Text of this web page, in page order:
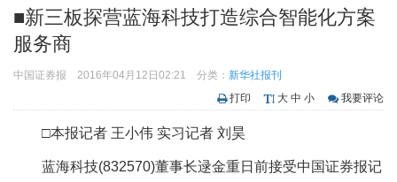
■新三板探营蓝海科技打造综合智能化方案
服务商
中国证券报 2016年04月12日02:21 分类： 新华社报刊
打印
大 中 小 我要评论
□本报记者 王小伟 实习记者 刘昊
蓝海科技(832570)董事长逯金重日前接受中国证券报记